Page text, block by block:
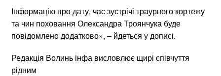
Інформацію про дату, час зустрічі траурного кортежу
та чин поховання Олександра Троянчука буде
повідомлено додатково», – йдеться у дописі.
Редакція Волинь інфа висловлює щирі співчуття
рідним